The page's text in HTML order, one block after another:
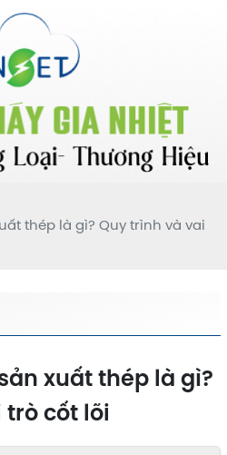
thép là gì? Quy trình và vai
xuất thép là gì?
trò cốt lõi